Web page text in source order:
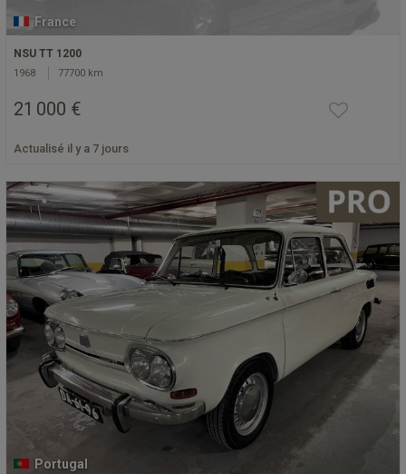
France
NSU TT 1200
1968 77700 km
21 000 €
Actualisé il y a 7 jours
Portugal